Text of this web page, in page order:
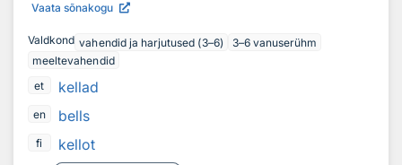
Vaata sõnakogu
Valdkond vahendid ja harjutused (3–6)
3–6 vanuserühm
meeltevahendid
et
kellad
en bells
fi
kellot